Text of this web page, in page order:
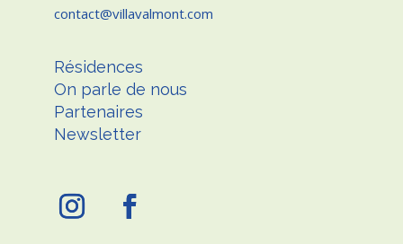
contact
villavalmont.com
Résidences
On parle de nous
Partenaires
Newsletter